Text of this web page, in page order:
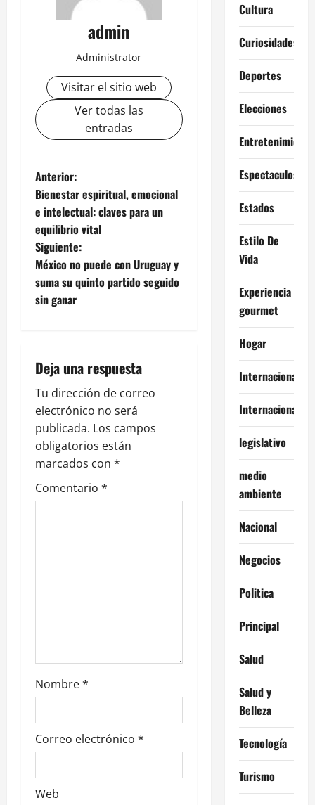
admin
Administrator
Visitar el sitio web
Ver todas las
entradas
N
a
v
e
g
c
i
ó
n
d
e
d
s
Anterior:
Bienestar espiritual, emocional
e intelectual: claves para un
equilibrio vital
Siguiente:
México no puede con Uruguay y
suma su quinto partido seguido
sin ganar
Deja una respuesta
Tu dirección de correo
electrónico no será
publicada. Los campos
obligatorios están
marcados con *
Comentario *
Nombre*
Correo electrónico *
Web
Cultura
Curiosidades
Deportes
Elecciones
Entretenimiento
Espectaculos
Estados
Estilo De
Vida
Experiencia
gourmet
Hogar
Internacional
Internacionales
legislativo
medio
ambiente
Nacional
Negocios
Politica
Principal
Salud
Salud y
Belleza
Tecnología
Turismo